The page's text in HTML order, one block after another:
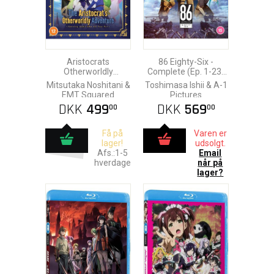
Aristocrats
Otherworldly
Adventure - Complete
(Ep. 1-12) Blu-Ray
Mitsutaka Noshitani &
EMT Squared
DKK 49900
Få på
lager!
Afs.:1-5
hverdage
86 Eighty-Six -
Complete (Ep. 1-23)
Blu-Ray
Toshimasa Ishii & A-1
Pictures
DKK 56900
Varen er
udsolgt.
Email
når på
lager?